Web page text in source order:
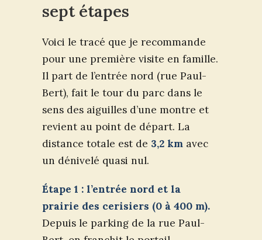
sept étapes
Voici le tracé que je recommande
pour une première visite en famille.
Il part de l’entrée nord (rue Paul-
Bert), fait le tour du parc dans le
sens des aiguilles d’une montre et
revient au point de départ. La
distance totale est de 3,2 km avec
un dénivelé quasi nul.
Étape 1 : l’entrée nord et la
prairie des cerisiers (0 à 400 m).
Depuis le parking de la rue Paul-